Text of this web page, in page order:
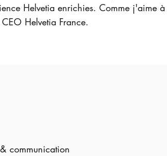
Helvetia enrichies. Comme j'aime
Helvetia France.
communication